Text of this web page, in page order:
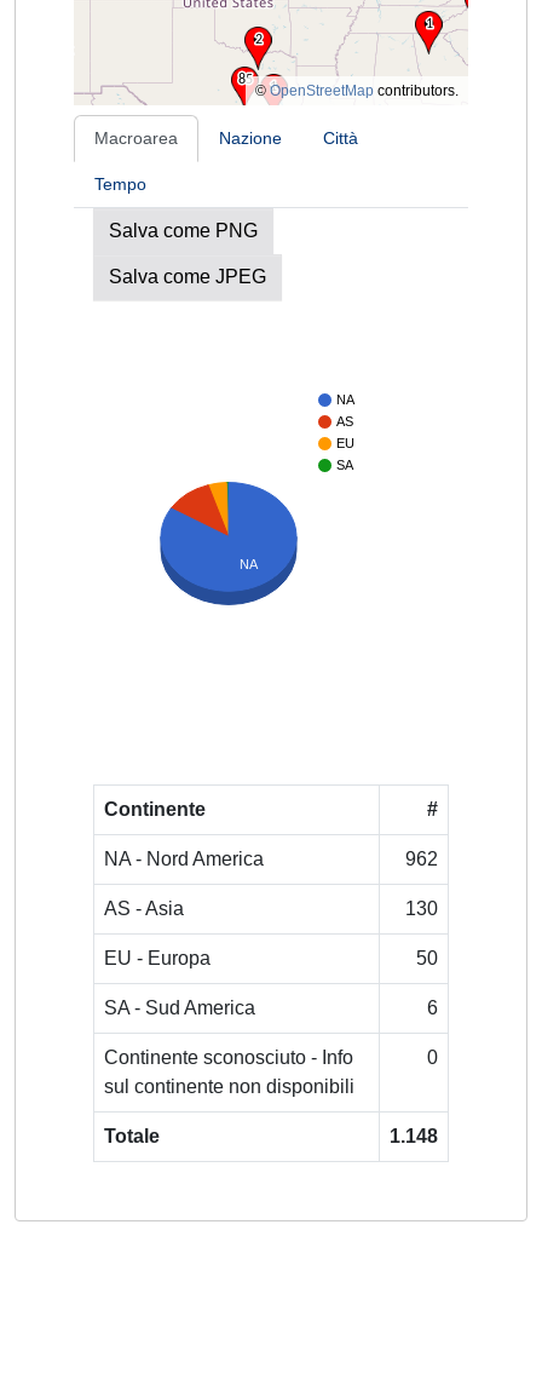
© OpenStreetMap contributors.
Macroarea Nazione Città
Tempo
Salva come PNG
Salva come JPEG
NA
AS
EU
SA
NA
Continente #
NA - Nord America 962
AS - Asia 130
EU - Europa 50
SA - Sud America 6
Continente sconosciuto - Info
sul continente non disponibili
0
Totale 1.148